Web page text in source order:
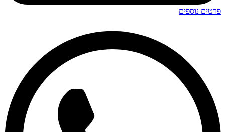
פרטים נוספים